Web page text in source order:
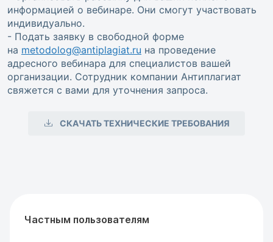
информацией о вебинаре. Они смогут участвовать
индивидуально.
- Подать заявку в свободной форме
на metodolog@antiplagiat.ru на проведение
адресного вебинара для специалистов вашей
организации. Сотрудник компании Антиплагиат
свяжется с вами для уточнения запроса.
СКАЧАТЬ ТЕХНИЧЕСКИЕ ТРЕБОВАНИЯ
Частным пользователям